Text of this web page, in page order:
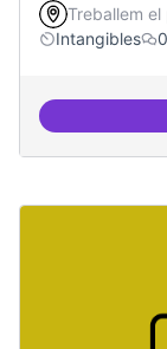
Treballem
Intangibles
0